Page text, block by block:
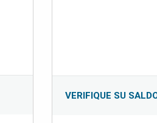
VERIFIQUE SU